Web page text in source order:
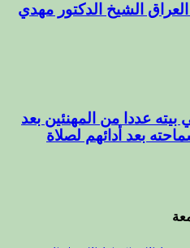
الشيخ الدكتور مهدي
عددا من المهنئين بعد
بعد أدائهم لصلاة